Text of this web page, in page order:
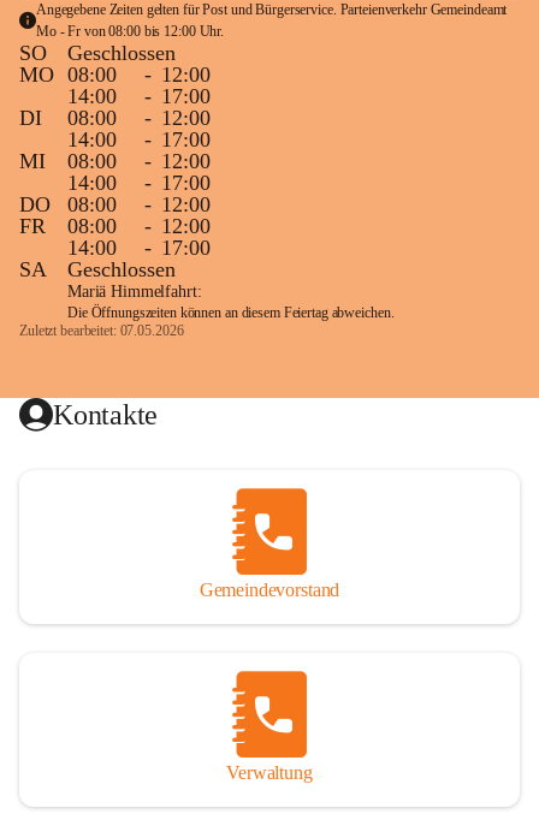
Angegebene Zeiten gelten für Post und Bürgerservice. Parteienverkehr Gemeindeamt
Mo - Fr von 08:00 bis 12:00 Uhr.
SO
Geschlossen
MO 08:00 - 12:00
14:00
- 17:00
DI
08:00 - 12:00
14:00
- 17:00
MI
08:00 - 12:00
14:00
- 17:00
DO
08:00 - 12:00
FR
08:00 - 12:00
14:00
- 17:00
SA
Geschlossen
Mariä Himmelfahrt:
Die Öffnungszeiten können an diesem Feiertag abweichen.
Zuletzt bearbeitet: 07.05.2026
Kontakte
Gemeindevorstand
Verwaltung